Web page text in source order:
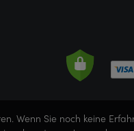
Wenn Sie noch keine